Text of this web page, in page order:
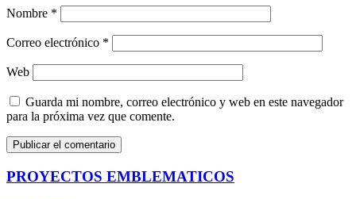
Nombre *
Correo electrónico *
Web
Guarda mi nombre, correo electrónico y web en este navegador
para la próxima vez que comente.
PROYECTOS EMBLEMATICOS